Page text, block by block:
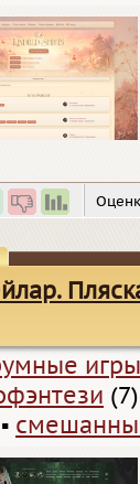
игры
(7)
▪